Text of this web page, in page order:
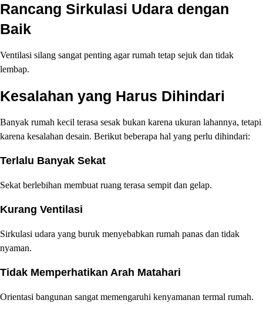
Rancang Sirkulasi Udara dengan
Baik
Ventilasi silang sangat penting agar rumah tetap sejuk dan tidak
lembap.
Kesalahan yang Harus Dihindari
Banyak rumah kecil terasa sesak bukan karena ukuran lahannya, tetapi
karena kesalahan desain. Berikut beberapa hal yang perlu dihindari:
Terlalu Banyak Sekat
Sekat berlebihan membuat ruang terasa sempit dan gelap.
Kurang Ventilasi
Sirkulasi udara yang buruk menyebabkan rumah panas dan tidak
nyaman.
Tidak Memperhatikan Arah Matahari
Orientasi bangunan sangat memengaruhi kenyamanan termal rumah.